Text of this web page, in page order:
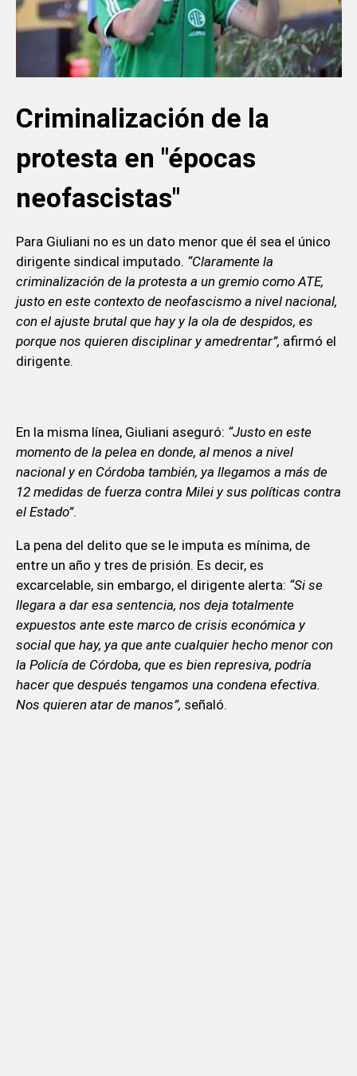
Criminalización de la
protesta en "épocas
neofascistas"
Para Giuliani no es un dato menor que él sea el único
dirigente sindical imputado. “Claramente la
criminalización de la protesta a un gremio como ATE,
justo en este contexto de neofascismo a nivel nacional,
con el ajuste brutal que hay y la ola de despidos, es
porque nos quieren disciplinar y amedrentar”, afirmó el
dirigente.
En la misma línea, Giuliani aseguró: “Justo en este
momento de la pelea en donde, al menos a nivel
nacional y en Córdoba también, ya llegamos a más de
12 medidas de fuerza contra Milei y sus políticas contra
el Estado”.
La pena del delito que se le imputa es mínima, de
entre un año y tres de prisión. Es decir, es
excarcelable, sin embargo, el dirigente alerta: “Si se
llegara a dar esa sentencia, nos deja totalmente
expuestos ante este marco de crisis económica y
social que hay, ya que ante cualquier hecho menor con
la Policía de Córdoba, que es bien represiva, podría
hacer que después tengamos una condena efectiva.
Nos quieren atar de manos”, señaló.